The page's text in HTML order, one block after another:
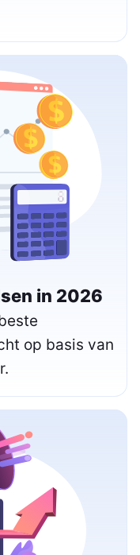
in 2026
op basis van